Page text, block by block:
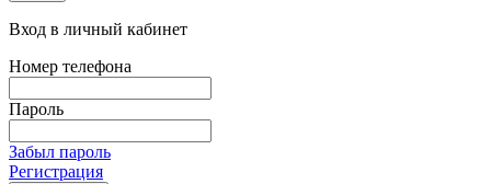
Вход в личный кабинет
Номер телефона
Пароль
Забыл пароль
Регистрация